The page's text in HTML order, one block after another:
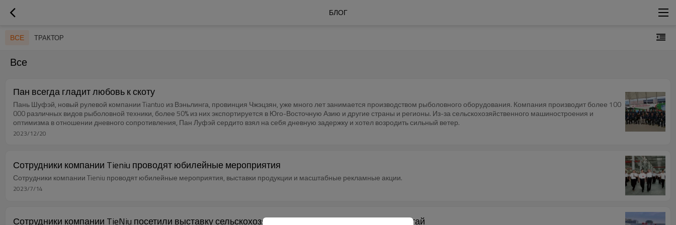
БЛОГ
ВСЕ ТРАКТОР
Все
Пан всегда гладит любовь к скоту
Пань Шуфэй, новый рулевой компании Tiantuo из Вэньлинга, провинция Чжэцзян, уже много лет занимается производством рыболовного оборудования. Компания производит более 100
000 различных видов рыболовной техники, более 50% из них экспортируется в Юго-Восточную Азию и другие страны и регионы. Из-за сельскохозяйственного машиностроения и
оптимизма в отношении дневного сопротивления, Пан Луфэй сердито взял на себя дневную задержку и хотел возродить сильный ветер.
2023/12/20
Сотрудники компании Tieniu проводят юбилейные мероприятия
Сотрудники компании Tieniu проводят юбилейные мероприятия, выставки продукции и масштабные рекламные акции.
2023/7/14
Сотрудники компании TieNiu посетили выставку сельскохозяйственных тракторов в Циндао, Китай